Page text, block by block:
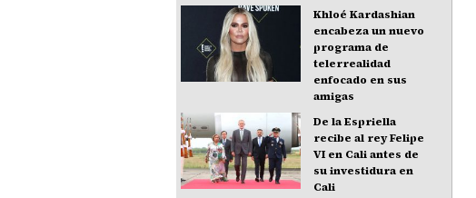
Khloé Kardashian
encabeza un nuevo
programa de
telerrealidad
enfocado en sus
amigas
De la Espriella
recibe al rey Felipe
VI en Cali antes de
su investidura en
Cali